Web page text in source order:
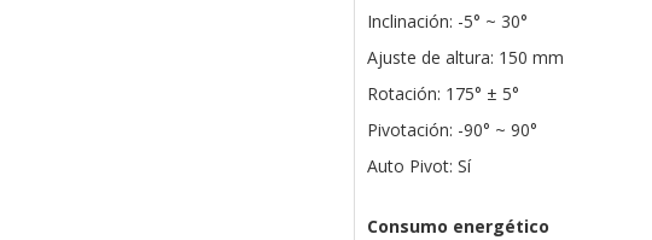
Inclinación: -5° ~ 30°
Ajuste de altura: 150 mm
Rotación: 175° ± 5°
Pivotación: -90° ~ 90°
Auto Pivot: Sí
Consumo energético